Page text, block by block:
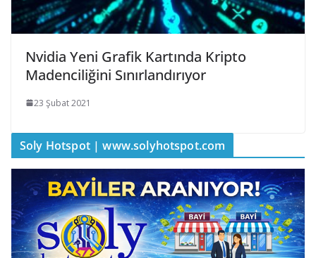
Nvidia Yeni Grafik Kartında Kripto
Madenciliğini Sınırlandırıyor
23 Şubat 2021
Soly Hotspot | www.solyhotspot.com